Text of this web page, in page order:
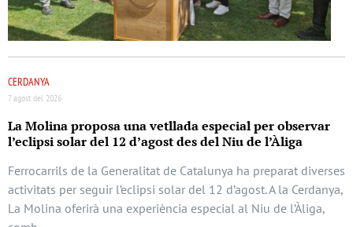
CERDANYA
7 agost del 2026
La Molina proposa una vetllada especial per observar
l’eclipsi solar del 12 d’agost des del Niu de l’Àliga
Ferrocarrils de la Generalitat de Catalunya ha preparat diverses
activitats per seguir l’eclipsi solar del 12 d’agost. A la Cerdanya,
La Molina oferirà una experiència especial al Niu de l’Àliga,